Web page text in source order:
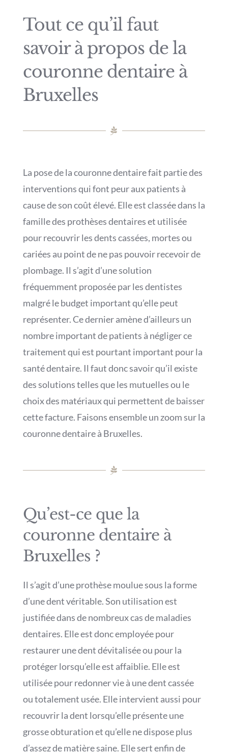
Tout ce qu’il faut
savoir à propos de la
couronne dentaire à
Bruxelles
La pose de la couronne dentaire fait partie des
interventions qui font peur aux patients à
cause de son coût élevé. Elle est classée dans la
famille des prothèses dentaires et utilisée
pour recouvrir les dents cassées, mortes ou
cariées au point de ne pas pouvoir recevoir de
plombage. Il s’agit d’une solution
fréquemment proposée par les dentistes
malgré le budget important qu’elle peut
représenter. Ce dernier amène d’ailleurs un
nombre important de patients à négliger ce
traitement qui est pourtant important pour la
santé dentaire. Il faut donc savoir qu’il existe
des solutions telles que les mutuelles ou le
choix des matériaux qui permettent de baisser
cette facture. Faisons ensemble un zoom sur la
couronne dentaire à Bruxelles.
Qu’est-ce que la
couronne dentaire à
Bruxelles ?
Il s’agit d’une prothèse moulue sous la forme
d’une dent véritable. Son utilisation est
justifiée dans de nombreux cas de maladies
dentaires. Elle est donc employée pour
restaurer une dent dévitalisée ou pour la
protéger lorsqu’elle est affaiblie. Elle est
utilisée pour redonner vie à une dent cassée
ou totalement usée. Elle intervient aussi pour
recouvrir la dent lorsqu’elle présente une
grosse obturation et qu’elle ne dispose plus
d’assez de matière saine. Elle sert enfin de